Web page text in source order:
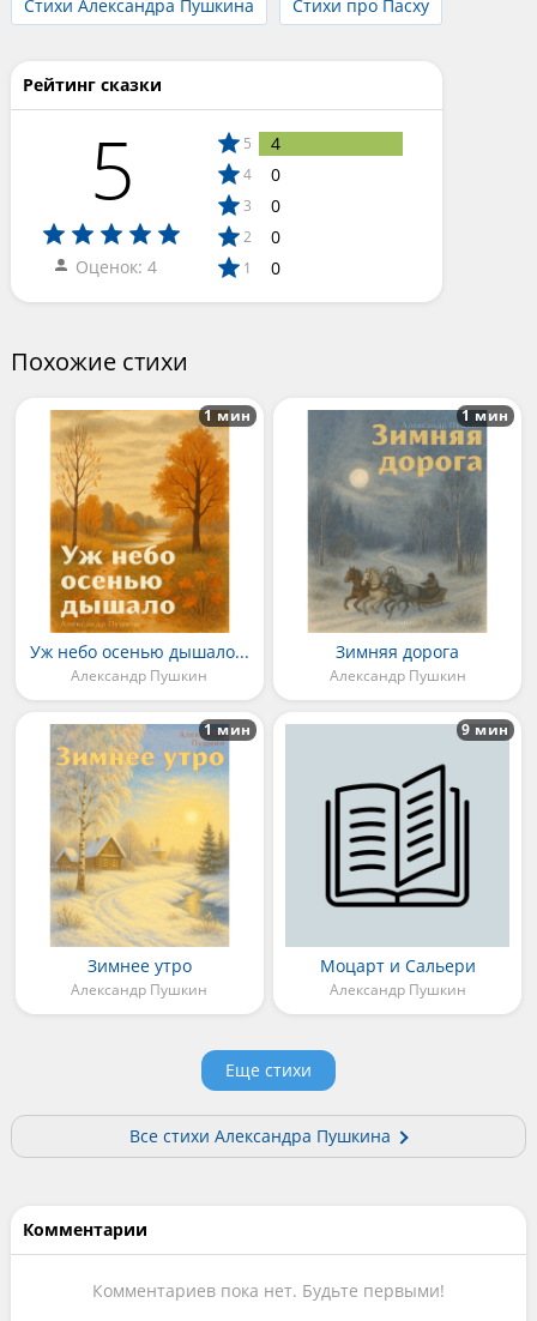
Стихи Александра Пушкина
Стихи про Пасху
Рейтинг сказки
5
Оценок: 4
5 4
4 0
3 0
2 0
1 0
Похожие стихи
Уж небо осенью дышало...
Александр Пушкин
1 мин
Зимняя дорога
Александр Пушкин
1 мин
Зимнее утро
Александр Пушкин
1 мин
Моцарт и Сальери
Александр Пушкин
9 мин
Еще стихи
Все стихи Александра Пушкина
Комментарии
Комментариев пока нет. Будьте первыми!